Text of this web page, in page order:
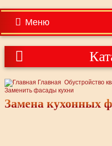
Меню
Главная Обустройство
Заменить фасады кухни
Замена кухонных